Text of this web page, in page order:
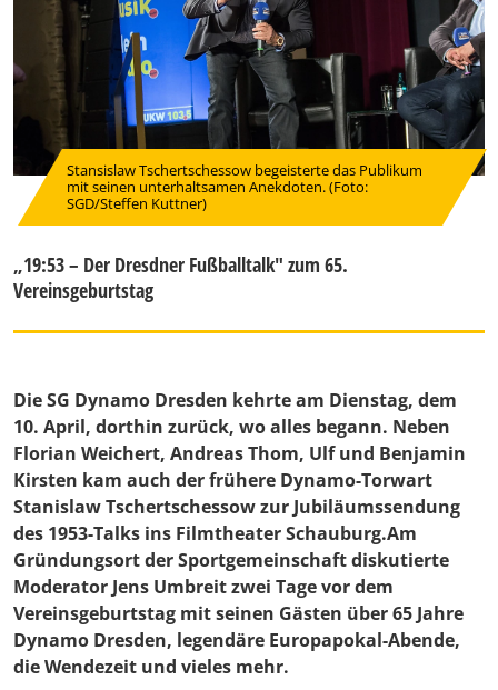
Stansislaw Tschertschessow begeisterte das Publikum
mit seinen unterhaltsamen Anekdoten. (Foto:
SGD/Steffen Kuttner)
„19:53 – Der Dresdner Fußballtalk" zum 65.
Vereinsgeburtstag
Die SG Dynamo Dresden kehrte am Dienstag, dem
10. April, dorthin zurück, wo alles begann. Neben
Florian Weichert, Andreas Thom, Ulf und Benjamin
Kirsten kam auch der frühere Dynamo-Torwart
Stanislaw Tschertschessow zur Jubiläumssendung
des 1953-Talks ins Filmtheater Schauburg.Am
Gründungsort der Sportgemeinschaft diskutierte
Moderator Jens Umbreit zwei Tage vor dem
Vereinsgeburtstag mit seinen Gästen über 65 Jahre
Dynamo Dresden, legendäre Europapokal-Abende,
die Wendezeit und vieles mehr.